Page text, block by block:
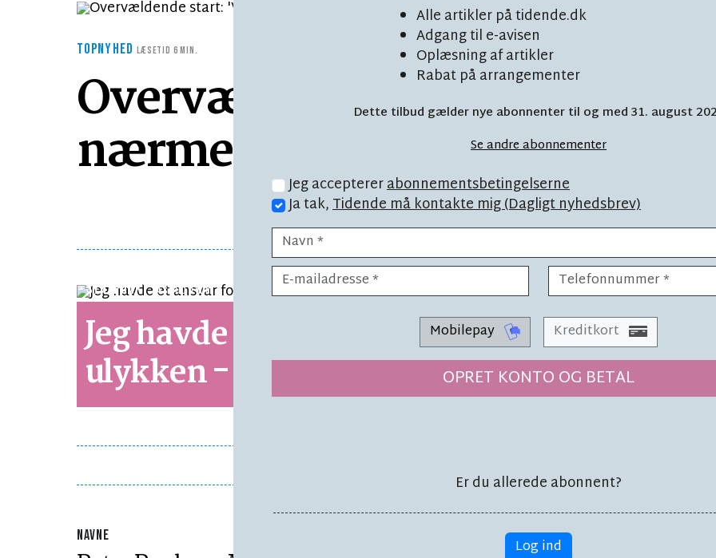
Alle artikler på tidende.dk
Adgang til e-avisen
Oplæsning af artikler
Rabat på arrangementer
Dette tilbud gælder nye abonnenter til og med 31. august
Se andre abonnementer
Jeg acceptererabonnementsbetingelserne
Ja tak,Tidende må kontakte mig (Dagligt nyhedsbrev)
Mobilepay Kreditkort
OPRET KONTO OG BETAL
Er du allerede abonnent?
Log ind
TOPNYHEDLÆSETID 6 MIN.
Overvældende start: 'Vi er
nærmest blevet båret'
SYNSPUNKT LÆSETID 1 MIN.
Jeg havde et ansvar for
ulykken - men!
Sådan
kirke
NAVNE